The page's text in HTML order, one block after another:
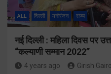
ALL दिल्ली मनोरंजन राज्य
नई दिल्ली : महिला दिवस पर
“कल्याणी सम्मान 2022”
4 years ago Girish